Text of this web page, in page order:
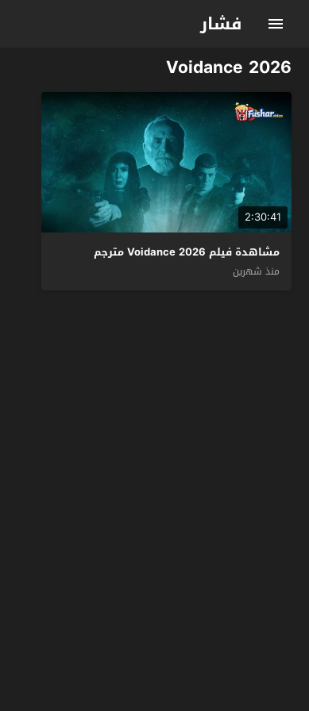
فشار
Voidance 2026
2:30:41
مشاهدة فيلم Voidance 2026 مترجم
منذ شهرين